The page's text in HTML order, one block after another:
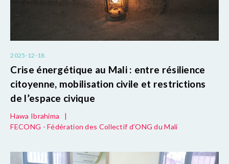
2025-12-18
Crise énergétique au Mali : entre résilience
citoyenne, mobilisation civile et restrictions
de l’espace civique
Hawa Ibrahima
|
FECONG - Fédération des Collectif d’ONG du Mali